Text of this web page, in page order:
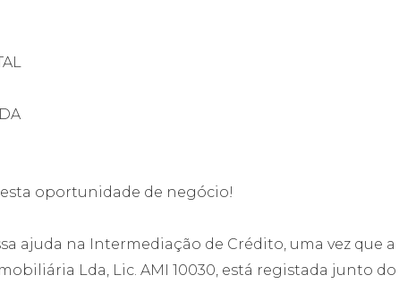
oportunidade de negócio!
ajuda na Intermediação de Crédito, uma vez que a
Lda, Lic. AMI 10030, está registada junto do